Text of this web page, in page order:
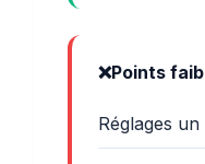
Points
Réglages